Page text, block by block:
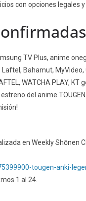
con opciones
TV Plus, anime
Bahamut, MyVideo,
WATCHA PLAY, KT
del anime
en Weekly Shōnen
tougen-anki-
1 al 24.